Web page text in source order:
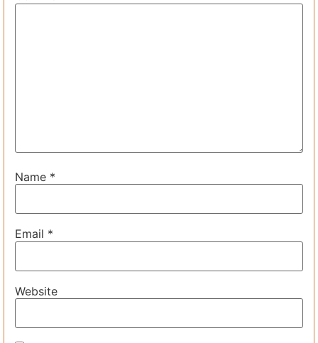
Name *
Email *
Website